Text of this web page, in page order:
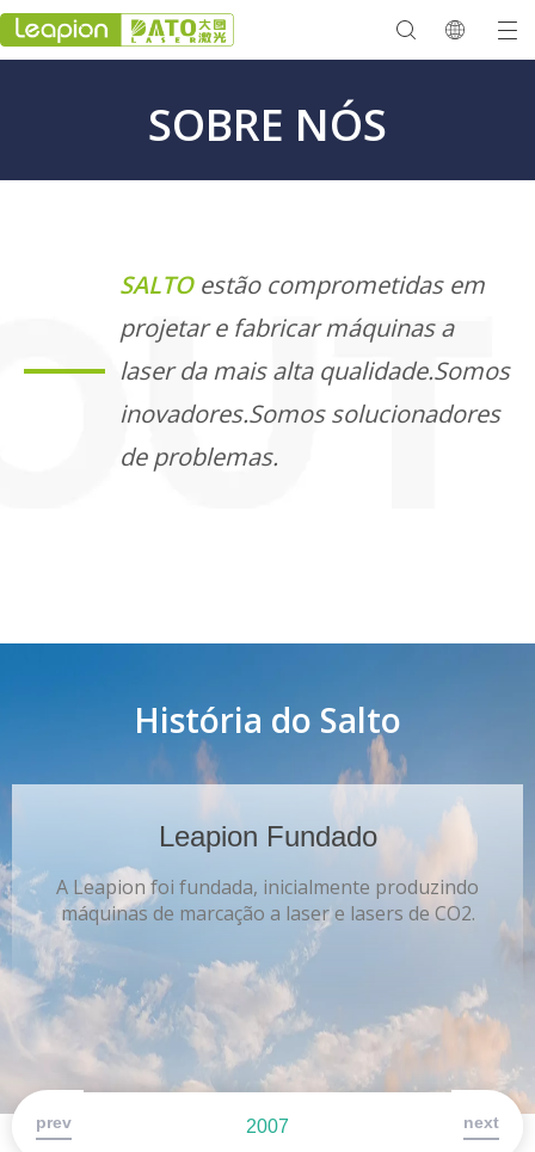
SOBRE NÓS
SALTOestão comprometidas em
projetar e fabricar máquinas a
laser da mais alta qualidade.Somos
inovadores.Somos solucionadores
de problemas.
História do Salto
prev next
Leapion Fundado
A Leapion foi fundada, inicialmente produzindo
máquinas de marcação a laser e lasers de CO2.
2007